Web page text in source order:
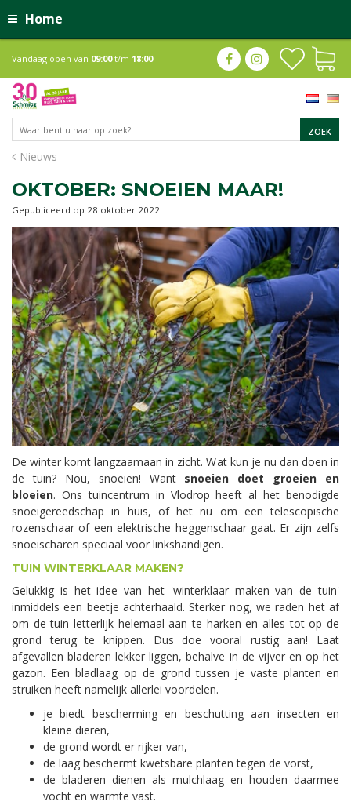
Home
Nieuws
Vandaag open van 09:00t/m 18:00
OKTOBER: SNOEIEN MAAR!
Gepubliceerd op 28 oktober 2022
De winter komt langzaamaan in zicht. Wat kun je nu dan doen in
de tuin? Nou, snoeien! Want snoeien doet groeien en
bloeien. Ons tuincentrum in Vlodrop heeft al het benodigde
snoeigereedschap in huis, of het nu om een telescopische
rozenschaar of een elektrische heggenschaar gaat. Er zijn zelfs
snoeischaren speciaal voor linkshandigen.
TUIN WINTERKLAAR MAKEN?
Gelukkig is het idee van het 'winterklaar maken van de tuin'
inmiddels een beetje achterhaald. Sterker nog, we raden het af
om de tuin letterlijk helemaal aan te harken en alles tot op de
grond terug te knippen. Dus doe vooral rustig aan! Laat
afgevallen bladeren lekker liggen, behalve in de vijver en op het
gazon. Een bladlaag op de grond tussen je vaste planten en
struiken heeft namelijk allerlei voordelen.
je biedt bescherming en beschutting aan insecten en
kleine dieren,
de grond wordt er rijker van,
de laag beschermt kwetsbare planten tegen de vorst,
de bladeren dienen als mulchlaag en houden daarmee
vocht en warmte vast.